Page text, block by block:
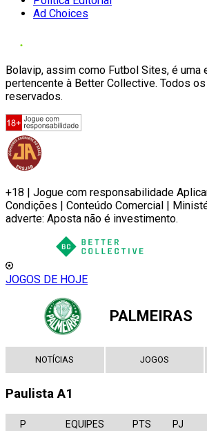
Ad Choices
Bolavip, assim como Futbol Sites, é uma
pertencente à Better Collective. Todos
reservados.
+18 | Jogue com responsabilidade
Condições | Conteúdo Comercial |
adverte: Aposta não é investimento.
JOGOS DE HOJE
PALMEIRAS
NOTÍCIAS JOGOS
Paulista A1
P EQUIPES PTS PJ